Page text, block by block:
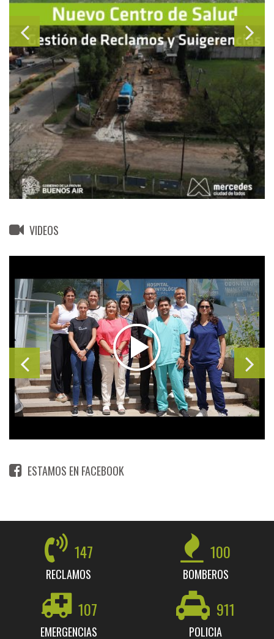
VIDEOS
ESTAMOS EN FACEBOOK
147
RECLAMOS
100
BOMBEROS
107
EMERGENCIAS
911
POLICIA